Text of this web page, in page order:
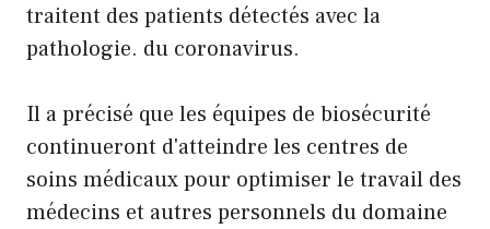
traitent des patients détectés avec la
pathologie. du coronavirus.
Il a précisé que les équipes de biosécurité
continueront d'atteindre les centres de
soins médicaux pour optimiser le travail des
médecins et autres personnels du domaine